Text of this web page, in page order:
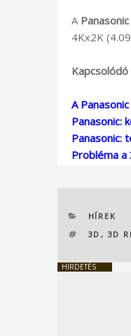
A Panasonic
4Kx2K
Kapcsolódó
A
Panasonic:
Panasonic:
Probléma a
HÍREK
CÍMKÉK
3D , 3D
HIRDETÉS